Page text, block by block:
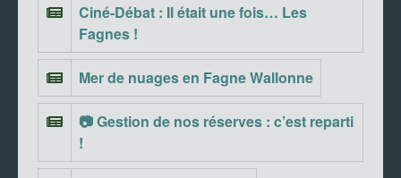
Ciné-Débat : Il était une fois… Les
Fagnes !
Mer de nuages en Fagne Wallonne
📷 Gestion de nos réserves : c’est reparti
!